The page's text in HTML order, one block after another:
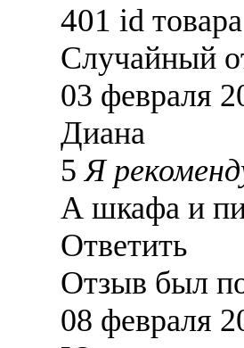
401 id
Случайный
03 февраля
Диана
5 Я
А шкафа и
Ответить
Отзыв был
08 февраля